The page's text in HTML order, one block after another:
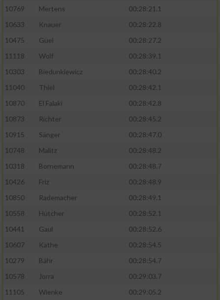
10769
Mertens
00:28:21.1
10633
Knauer
00:28:22.8
10475
Güel
00:28:27.2
11118
Wolf
00:28:39.1
10303
Biedunkiewicz
00:28:40.2
11040
Thiel
00:28:42.1
10870
El Falaki
00:28:42.8
10873
Richter
00:28:45.2
10915
Sänger
00:28:47.0
10748
Malitz
00:28:48.2
10318
Bornemann
00:28:48.7
10426
Friz
00:28:48.9
10850
Rademacher
00:28:49.1
10558
Hütcher
00:28:52.1
10441
Gaul
00:28:52.6
10607
Kathe
00:28:54.5
10279
Bähr
00:28:54.7
10578
Jorra
00:29:03.7
11105
Wienke 00:29:05.2